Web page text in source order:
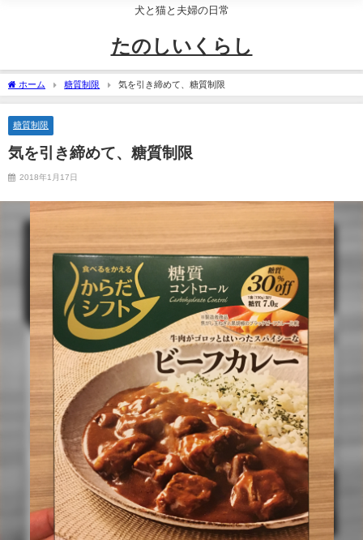
犬と猫と夫婦の日常
たのしいくらし
ホーム 糖質制限 気を引き締めて、糖質制限
糖質制限
気を引き締めて、糖質制限
2018年1月17日